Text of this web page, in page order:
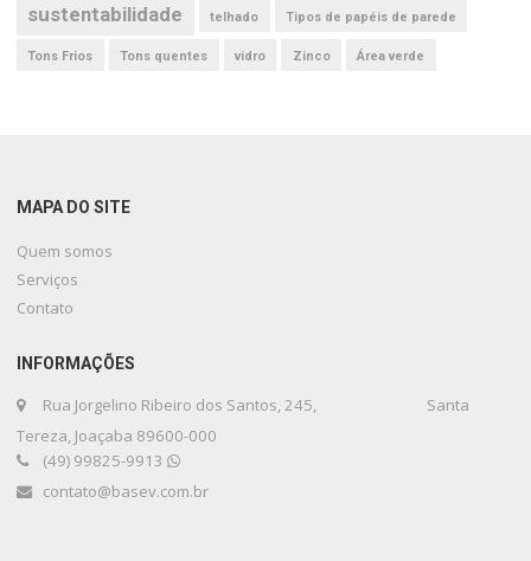
sustentabilidade telhado Tipos de papéis de parede
Tons Frios Tons quentes vidro Zinco Área verde
MAPA DO SITE
Quem somos
Serviços
Contato
INFORMAÇÕES
Rua Jorgelino Ribeiro dos Santos, 245, Santa
Tereza, Joaçaba 89600-000
(49) 99825-9913
contato@basev.com.br